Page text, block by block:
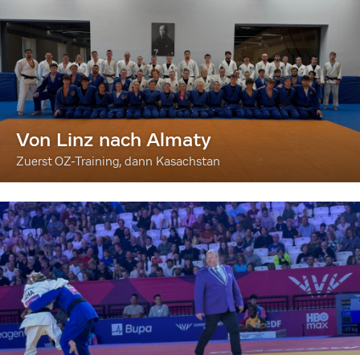
Von Linz nach Almaty
Zuerst OZ-Training, dann Kasachstan